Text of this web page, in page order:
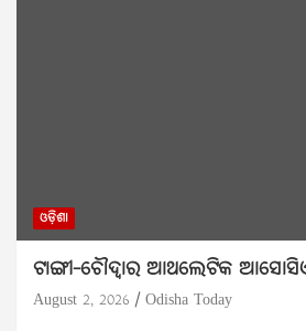
ଓଡ଼ିଶା
ଟାଙ୍ଗୀ-ଚୌଦ୍ୱାର ଆଥଲେଟିକ
August 2, 2026 Odisha Today